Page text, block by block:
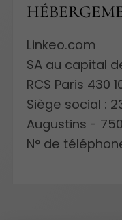
Linkeo.com
SA au capital
RCS Paris 430
Siège social :
Augustins -
N° de